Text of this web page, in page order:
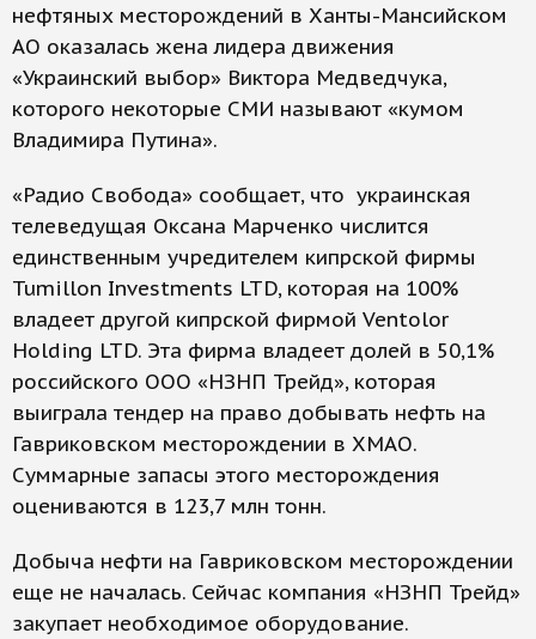
нефтяных месторождений в Ханты-Мансийском
АО оказалась жена лидера движения
«Украинский выбор» Виктора Медведчука,
которого некоторые СМИ называют «кумом
Владимира Путина».
«Радио Свобода» сообщает, что украинская
телеведущая Оксана Марченко числится
единственным учредителем кипрской фирмы
Tumillon Investments LTD, которая на 100%
владеет другой кипрской фирмой Ventolor
Holding LTD. Эта фирма владеет долей в 50,1%
российского ООО «НЗНП Трейд», которая
выиграла тендер на право добывать нефть на
Гавриковском месторождении в ХМАО.
Суммарные запасы этого месторождения
оцениваются в 123,7 млн тонн.
Добыча нефти на Гавриковском месторождении
еще не началась. Сейчас компания «НЗНП Трейд»
закупает необходимое оборудование.